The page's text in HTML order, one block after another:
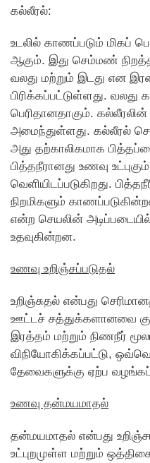
கல்லீரல்:
உடலில் காணப்படும் மிகப்
ஆகும். இது செம்மண்
வலது மற்றும் இடது என
பிரிக்கப்பட்டுள்ளது. வலது
பெரிதானதாகும். கல்லீரலின்
அமைந்துள்ளது. கல்லீரல்
அது தற்காலிகமாக
பித்தநீரானது உணவு
வெளியிடப்படுகிறது.
நிறமிகளும்
என்ற செயலின்
உதவுகின்றன.
உணவு உறிஞ்சப்படுதல்
உறிஞ்சுதல் என்பது
ஊட்டச் சத்துக்களானவை
இரத்தம் மற்றும் நிணநீர்
விநியோகிக்கப்பட்டு,
தேவைகளுக்கு ஏற்ப
உணவு தன்மயமாதல்
தன்மயமாதல் என்பது
உட்புறமுள்ள மற்றும்